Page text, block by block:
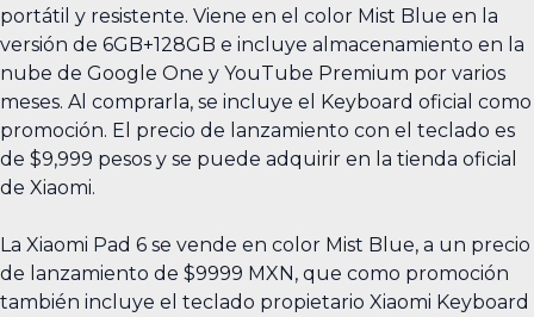
portátil y resistente. Viene en el color Mist Blue en la
versión de 6GB+128GB e incluye almacenamiento en la
nube de Google One y YouTube Premium por varios
meses. Al comprarla, se incluye el Keyboard oficial como
promoción. El precio de lanzamiento con el teclado es
de $9,999 pesos y se puede adquirir en la tienda oficial
de Xiaomi.
La Xiaomi Pad 6 se vende en color Mist Blue, a un precio
de lanzamiento de $9999 MXN, que como promoción
también incluye el teclado propietario Xiaomi Keyboard